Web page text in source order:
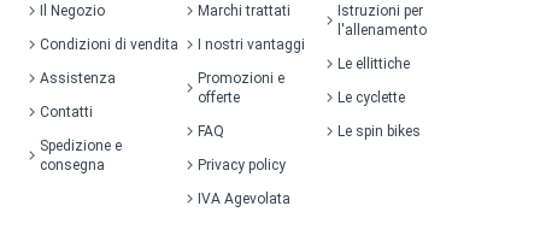
Il Negozio
Condizioni di vendita
Assistenza
Contatti
Spedizione e
consegna
Marchi trattati
I nostri vantaggi
Promozioni e
offerte
FAQ
Privacy policy
IVA Agevolata
Istruzioni per
l'allenamento
Le ellittiche
Le cyclette
Le spin bikes